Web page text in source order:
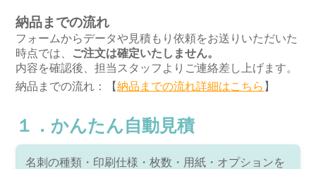
納品までの流れ
フォームからデータや見積もり依頼をお送りいただいた
時点では、 ご注文は確定いたしません。
内容を確認後、担当スタッフよりご連絡差し上げます。
納品までの流れ：【納品までの流れ詳細はこちら 】
１．かんたん自動見積
名刺の種類・印刷仕様・枚数・用紙・オプションを